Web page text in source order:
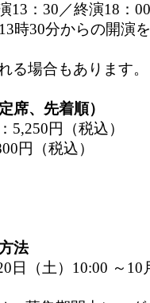
13：30／終演18：
時30分からの開演
る場合もあります。
席、先着順）
5,250円（税込）
円（税込）
法
日（土）10:00 ～10